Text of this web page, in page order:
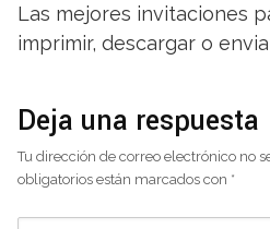
Las mejores invitaciones
imprimir, descargar o
Deja una respuesta
Tu dirección de correo electrónico no
obligatorios están marcados con *